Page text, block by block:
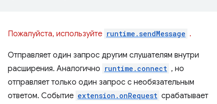
Пожалуйста, используйте runtime.sendMessage .
Отправляет один запрос другим слушателям внутри
расширения. Аналогично runtime.connect , но
отправляет только один запрос с необязательным
ответом. Событие extension.onRequest срабатывает